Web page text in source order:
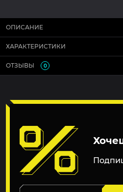
ОПИСАНИЕ
ХАРАКТЕРИСТИКИ
ОТЗЫВЫ 0